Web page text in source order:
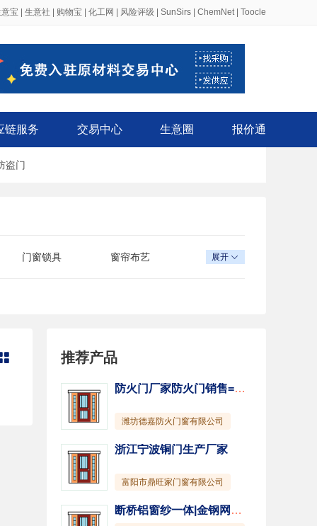
宝 生意社 购物宝 化工网 风险评级 SunSirs ChemNet| Toocle
链服务 交易中心 生意圈 报价通
盗门
门窗锁具
窗帘布艺
展开 
推荐产品
防火门厂家防火门销售=【菏泽防火门窗】
潍坊德嘉防火门窗有限公司
浙江宁波铜门生产厂家
富阳市鼎旺家门窗有限公司
断桥铝窗纱一体|金钢网一体窗